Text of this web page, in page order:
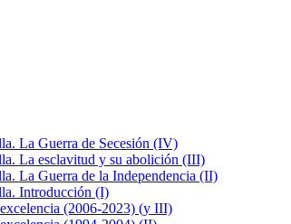
La Guerra de Secesión (IV)
La esclavitud y su abolición (III)
La Guerra de la Independencia (II)
Introducción (I)
(2006-2023) (y III)